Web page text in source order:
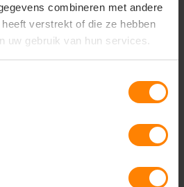
combineren met andere
verstrekt of die ze hebben
uw gebruik van hun services.
contact